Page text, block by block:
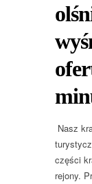
Nasz
części
rejony.